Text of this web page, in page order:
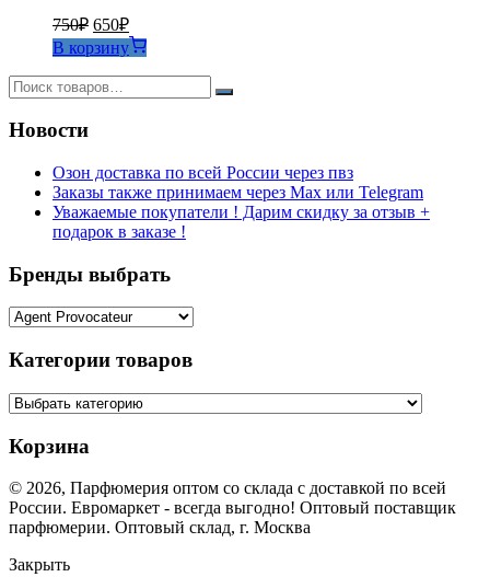
750₽ Первоначальная
цена
составляла
750₽.
650₽Текущая
цена:
650₽.
В корзину
Новости
Озон доставка по всей России через пвз
Заказы также принимаем через Max или Telegram
Уважаемые покупатели ! Дарим скидку за отзыв +
подарок в заказе !
Бренды выбрать
Категории товаров
Корзина
© 2026, Парфюмерия оптом со склада с доставкой по всей
России. Евромаркет - всегда выгодно! Оптовый поставщик
парфюмерии. Оптовый склад, г. Москва
Закрыть